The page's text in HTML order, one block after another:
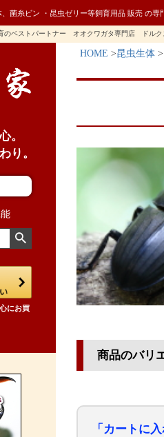
菌糸ビン ・昆虫ゼリー等飼育用品 販売 の専
のベストパートナー オオクワガタ専門店 ドルク
。
り。
にお買
HOME 昆虫生体
商品のバリ
「カートに